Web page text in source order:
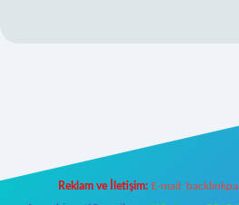
Reklam ve İletişim: E-mail: